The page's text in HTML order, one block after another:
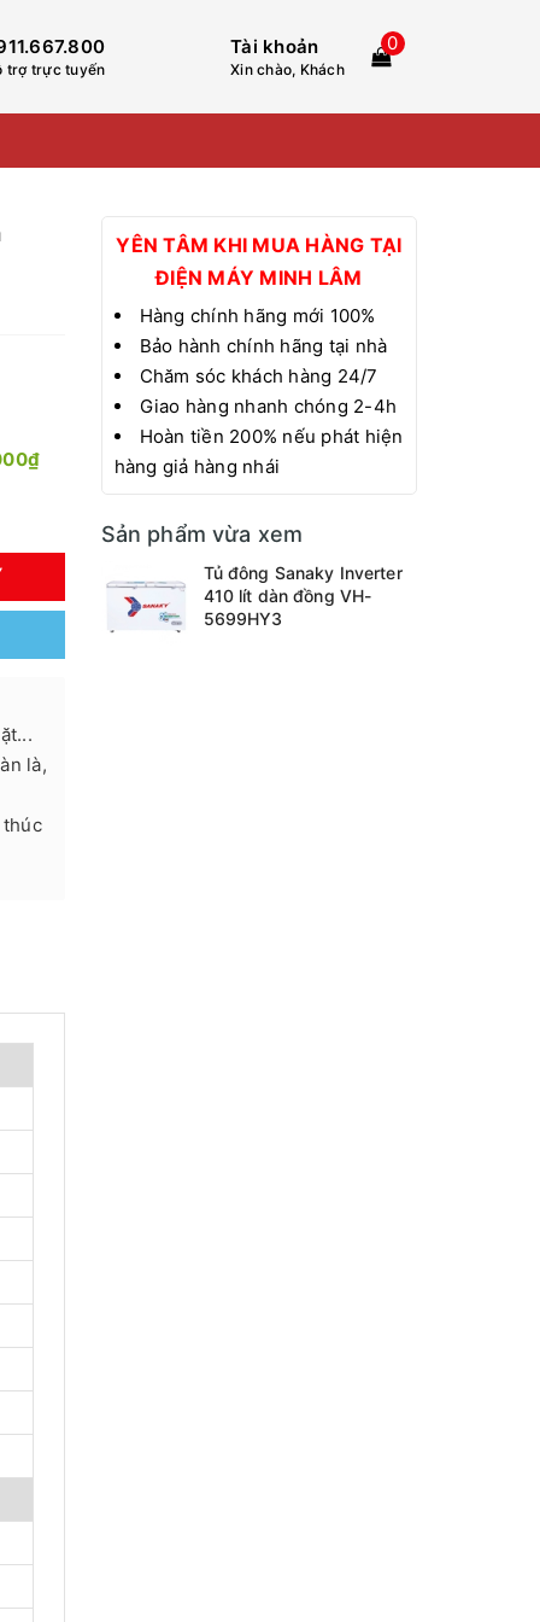
trợ trực tuyến
Tài khoản
Xin chào, Khách
0
là,
thúc
YÊN TÂM KHI MUA HÀNG TẠI
ĐIỆN MÁY MINH LÂM
Hàng chính hãng mới 100%
Bảo hành chính hãng tại nhà
Chăm sóc khách hàng 24/7
Giao hàng nhanh chóng 2-4h
Hoàn tiền 200% nếu phát hiện
hàng giả hàng nhái
Sản phẩm vừa xem
Tủ đông Sanaky Inverter
410 lít dàn đồng VH-
5699HY3